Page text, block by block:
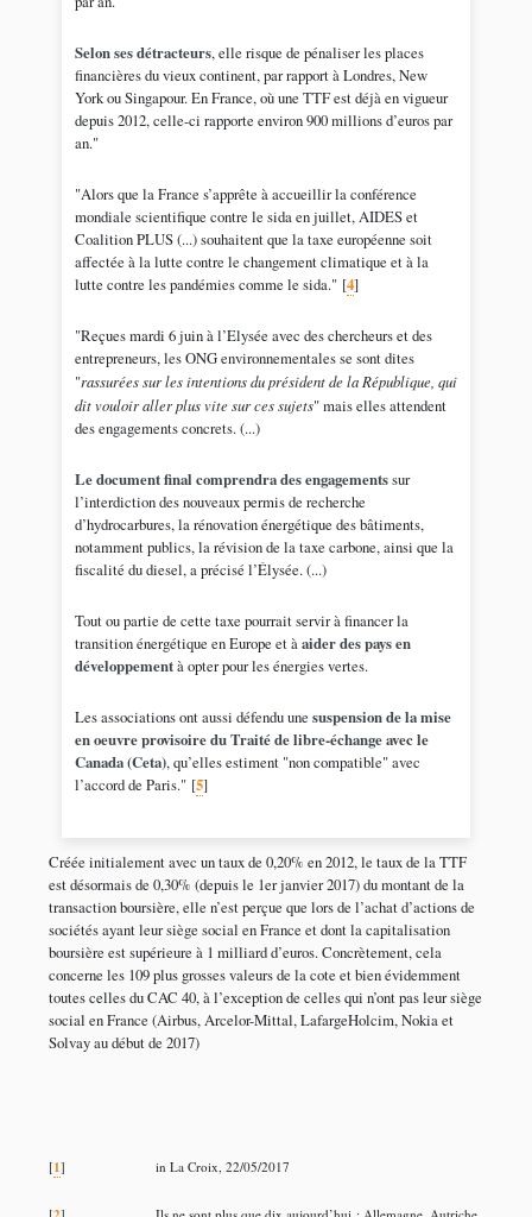
Selon ses détracteurs, elle risque de pénaliser les places
financières du vieux continent, par rapport à Londres, New
York ou Singapour. En France, où une TTF est déjà en vigueur
depuis 2012, celle-ci rapporte environ 900 millions d’euros par
an."
"Alors que la France s’apprête à accueillir la conférence
mondiale scientifique contre le sida en juillet, AIDES et
Coalition PLUS (...) souhaitent que la taxe européenne soit
affectée à la lutte contre le changement climatique et à la
lutte contre les pandémies comme le sida."[4]
"Reçues mardi 6 juin à l’Elysée avec des chercheurs et des
entrepreneurs, les ONG environnementales se sont dites
"rassurées sur les intentions du président de la République, qui
dit vouloir aller plus vite sur ces sujets" mais elles attendent
des engagements concrets. (...)
Le document final comprendrades engagementssur
l’interdiction des nouveaux permis de recherche
d’hydrocarbures, la rénovation énergétique des bâtiments,
notamment publics, la révision de la taxe carbone, ainsi que la
fiscalité du diesel, a précisé l’Élysée. (...)
Tout ou partie de cette taxe pourrait servir à financer la
transition énergétique en Europe et àaider des pays en
développementà opter pour les énergies vertes.
Les associations ont aussi défendu une suspension de la mise
en oeuvre provisoire du Traité de libre-échange avec le
Canada (Ceta), qu’elles estiment "non compatible" avec
l’accord de Paris."[5]
Créée initialement avec un taux de 0,20% en 2012, le taux de la TTF
est désormais de 0,30% (depuis le 1er janvier 2017) du montant de la
transaction boursière, elle n’est perçue que lors de l’achat d’actions de
sociétés ayant leur siège social en France et dont la capitalisation
boursière est supérieure à 1 milliard d’euros. Concrètement, cela
concerne les 109 plus grosses valeurs de la cote et bien évidemment
toutes celles du CAC 40, à l’exception de celles qui n’ont pas leur siège
social en France (Airbus, Arcelor-Mittal, LafargeHolcim, Nokia et
Solvay au début de 2017)
[1] in La Croix, 22/05/2017